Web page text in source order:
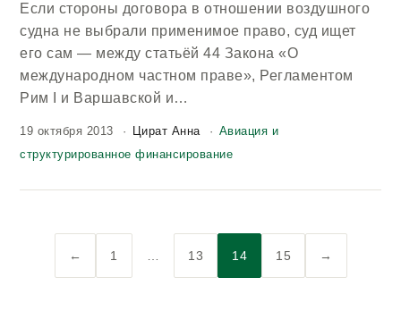
Если стороны договора в отношении воздушного
судна не выбрали применимое право, суд ищет
его сам — между статьёй 44 Закона «О
международном частном праве», Регламентом
Рим I и Варшавской и…
19 октября 2013 Цират Анна
Авиация и
структурированное финансирование
← 1 … 13 14 15 →